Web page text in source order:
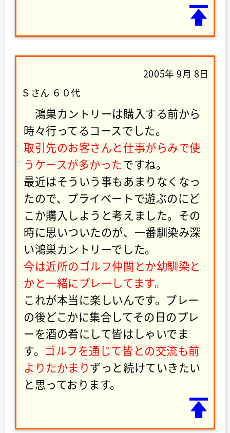
2005年 9月 8日
Ｓさん ６０代
鴻巣カントリーは購入する前から
時々行ってるコースでした。
取引先のお客さんと仕事がらみで使
うケースが多かったですね。
最近はそういう事もあまりなくなっ
たので、プライベートで遊ぶのにど
こか購入しようと考えました。その
時に思いついたのが、一番馴染み深
い鴻巣カントリーでした。
今は近所のゴルフ仲間とか幼馴染と
かと一緒にプレーしてます。
これが本当に楽しいんです。プレー
の後どこかに集合してその日のプレ
ーを酒の肴にして皆はしゃいでま
す。 ゴルフを通じて皆との交流も前
よりたかまりずっと続けていきたい
と思っております。